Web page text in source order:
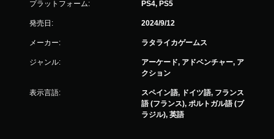
プラットフォーム: PS4, PS5
発売日: 2024/9/12
メーカー: ラタライカゲームス
ジャンル:
アーケード, アドベンチャー, ア
クション
表示言語:
スペイン語, ドイツ語, フランス
語 (フランス), ポルトガル語 (ブ
ラジル), 英語